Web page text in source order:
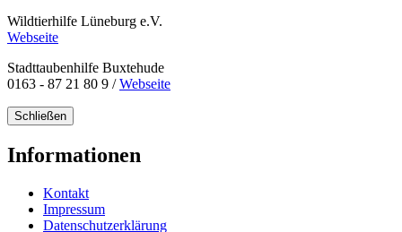
Wildtierhilfe Lüneburg e.V.
Webseite
Stadttaubenhilfe Buxtehude
0163 - 87 21 80 9 /Webseite
Schließen
Informationen
Kontakt
Impressum
Datenschutzerklärung